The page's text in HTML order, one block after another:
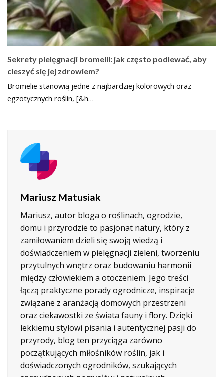
Sekrety pielęgnacji bromelii: jak często podlewać, aby
cieszyć się jej zdrowiem?
Bromelie stanowią jedne z najbardziej kolorowych oraz
egzotycznych roślin, [&h…
Mariusz Matusiak
Mariusz, autor bloga o roślinach, ogrodzie,
domu i przyrodzie to pasjonat natury, który z
zamiłowaniem dzieli się swoją wiedzą i
doświadczeniem w pielęgnacji zieleni, tworzeniu
przytulnych wnętrz oraz budowaniu harmonii
między człowiekiem a otoczeniem. Jego treści
łączą praktyczne porady ogrodnicze, inspiracje
związane z aranżacją domowych przestrzeni
oraz ciekawostki ze świata fauny i flory. Dzięki
lekkiemu stylowi pisania i autentycznej pasji do
przyrody, blog ten przyciąga zarówno
początkujących miłośników roślin, jak i
doświadczonych ogrodników, szukających